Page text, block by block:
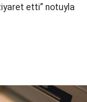
etti” notuyla